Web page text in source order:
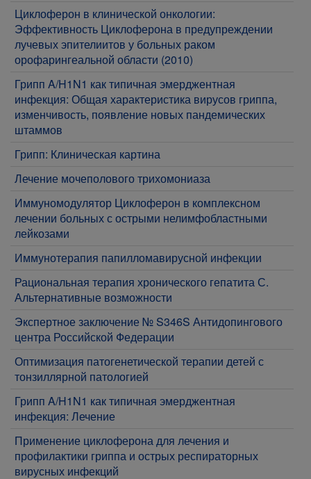
Циклоферон в клинической онкологии:
Эффективность Циклоферона в предупреждении
лучевых эпителиитов у больных раком
орофарингеальной области (2010)
Грипп A/H1N1 как типичная эмерджентная
инфекция: Общая характеристика вирусов гриппа,
изменчивость, появление новых пандемических
штаммов
Грипп: Клиническая картина
Лечение мочеполового трихомониаза
Иммуномодулятор Циклоферон в комплексном
лечении больных с острыми нелимфобластными
лейкозами
Иммунотерапия папилломавирусной инфекции
Рациональная терапия хронического гепатита С.
Альтернативные возможности
Экспертное заключение № S346S Антидопингового
центра Российской Федерации
Оптимизация патогенетической терапии детей с
тонзиллярной патологией
Грипп A/H1N1 как типичная эмерджентная
инфекция: Лечение
Применение циклоферона для лечения и
профилактики гриппа и острых респираторных
вирусных инфекций